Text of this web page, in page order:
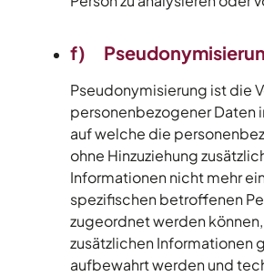
f)
Pseudonymisierung ist die
personenbezogener Daten
auf welche die
ohne Hinzuziehung
Informationen nicht mehr
spezifischen betroffenen
zugeordnet werden
zusätzlichen Informationen
aufbewahrt werden und